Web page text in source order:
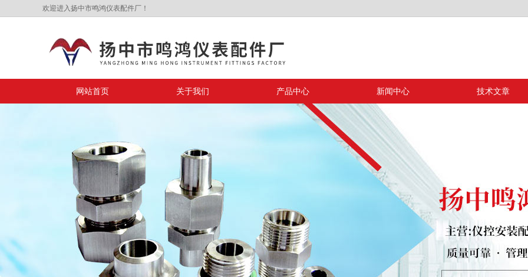
欢迎进入扬中市鸣鸿仪表配件厂！
网站首页 关于我们 产品中心 新闻中心 技术文章